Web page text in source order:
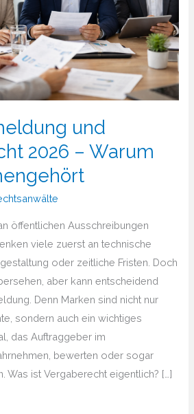
und
2026 – Warum
öffentlichen Ausschreibungen
viele zuerst an technische
oder zeitliche Fristen. Doch
aber kann entscheidend
Denn Marken sind nicht nur
sondern auch ein wichtiges
das Auftraggeber im
bewerten oder sogar
Was ist Vergaberecht eigentlich? […]